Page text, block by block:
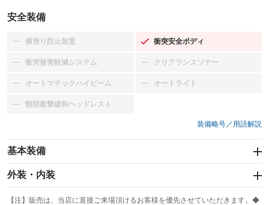
安全装備
横滑り防止装置
：装備なし 衝突安全ボディ
：装備あり
衝突被害軽減システム
：装備なし クリアランスソナー
：装備なし
オートマチックハイビーム
：装備なし オートライト
：装備なし
頸部衝撃緩和ヘッドレスト
：装備なし
装備略号／用語解説
基本装備
エアバッグ：運転席/助手席
：装備あり
：装備なし
外装・内装
カーナビ
：装備なし
【注】販売は、当店に直接ご来場頂けるお客様を優先させていただきます。◆